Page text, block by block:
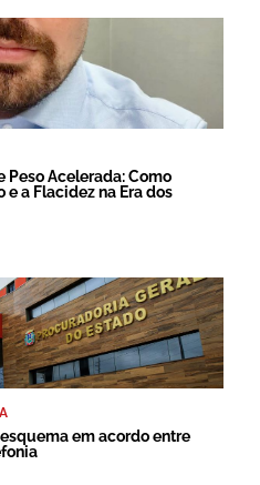
Peso Acelerada: Como
e a Flacidez na Era dos
em acordo entre